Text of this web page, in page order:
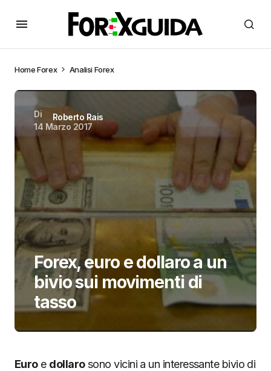
HomeForex Analisi Forex
Di
Roberto Rais
14 Marzo 2017
Forex, euro e dollaro a un
bivio sui movimenti di
tasso
Euroe dollarosono vicini a un interessante bivio di